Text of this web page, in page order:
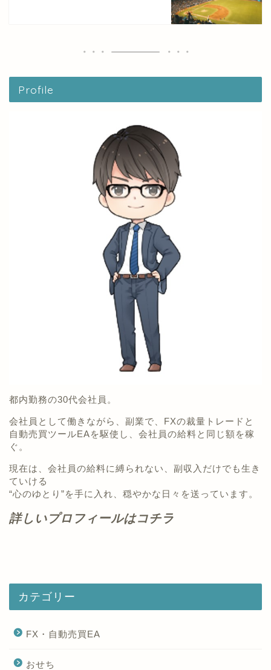
Profile
都内勤務の30代会社員。
会社員として働きながら、副業で、FXの裁量トレードと
自動売買ツールEAを駆使し、会社員の給料と同じ額を稼
ぐ。
現在は、会社員の給料に縛られない、副収入だけでも生き
ていける
“心のゆとり”を手に入れ、穏やかな日々を送っています。
詳しいプロフィールはコチラ
カテゴリー
FX・自動売買EA
おせち